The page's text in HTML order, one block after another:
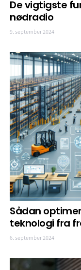
De vigtigste
nødradio
9. september 2024
Sådan
teknologi fra
6. september 2024